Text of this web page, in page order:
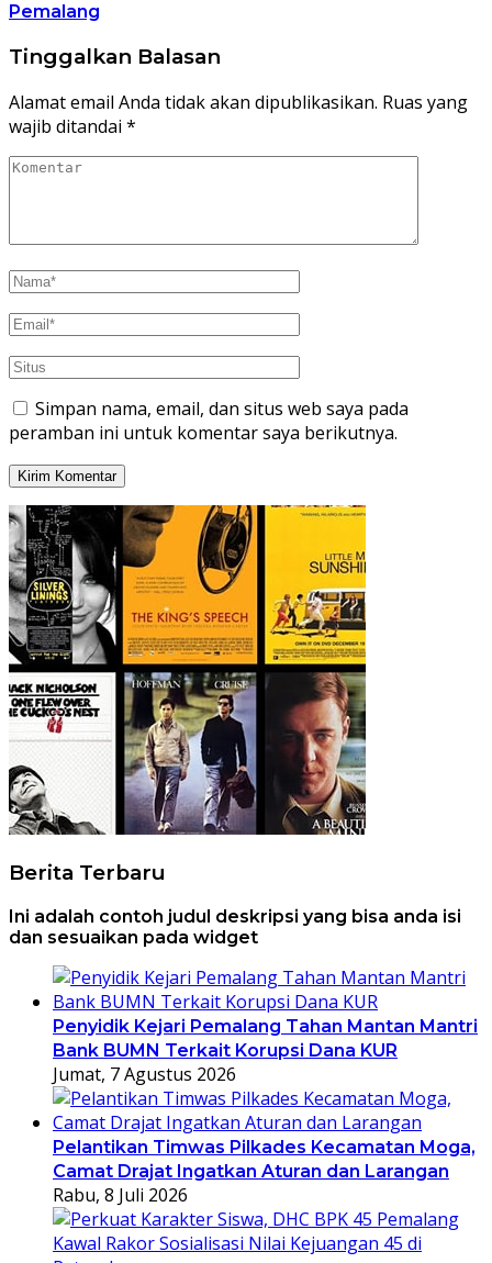
Pemalang
Tinggalkan Balasan
Alamat email Anda tidak akan dipublikasikan. Ruas yang
wajib ditandai *
Simpan nama, email, dan situs web saya pada
peramban ini untuk komentar saya berikutnya.
Berita Terbaru
Ini adalah contoh judul deskripsi yang bisa anda isi
dan sesuaikan pada widget
Penyidik Kejari Pemalang Tahan Mantan Mantri
Bank BUMN Terkait Korupsi Dana KUR
Jumat, 7 Agustus 2026
Pelantikan Timwas Pilkades Kecamatan Moga,
Camat Drajat Ingatkan Aturan dan Larangan
Rabu, 8 Juli 2026